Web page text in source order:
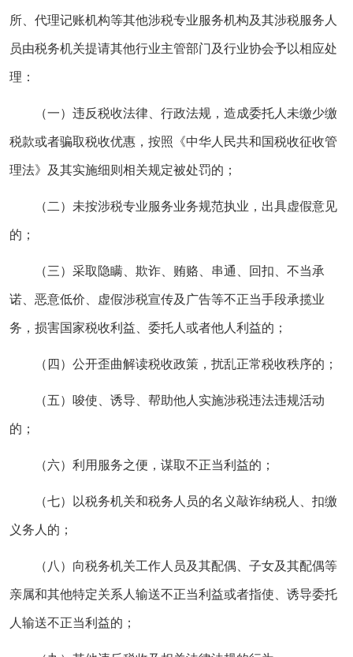
所、代理记账机构等其他涉税专业服务机构及其涉税服务人
员由税务机关提请其他行业主管部门及行业协会予以相应处
理：
（一）违反税收法律、行政法规，造成委托人未缴少缴
税款或者骗取税收优惠，按照《中华人民共和国税收征收管
理法》及其实施细则相关规定被处罚的；
（二）未按涉税专业服务业务规范执业，出具虚假意见
的；
（三）采取隐瞒、欺诈、贿赂、串通、回扣、不当承
诺、恶意低价、虚假涉税宣传及广告等不正当手段承揽业
务，损害国家税收利益、委托人或者他人利益的；
（四）公开歪曲解读税收政策，扰乱正常税收秩序的；
（五）唆使、诱导、帮助他人实施涉税违法违规活动
的；
（六）利用服务之便，谋取不正当利益的；
（七）以税务机关和税务人员的名义敲诈纳税人、扣缴
义务人的；
（八）向税务机关工作人员及其配偶、子女及其配偶等
亲属和其他特定关系人输送不正当利益或者指使、诱导委托
人输送不正当利益的；